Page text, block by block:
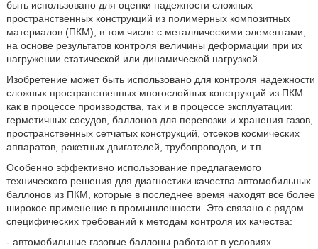
быть использовано для оценки надежности сложных
пространственных конструкций из полимерных композитных
материалов (ПКМ), в том числе с металлическими элементами,
на основе результатов контроля величины деформации при их
нагружении статической или динамической нагрузкой.
Изобретение может быть использовано для контроля надежности
сложных пространственных многослойных конструкций из ПКМ
как в процессе производства, так и в процессе эксплуатации:
герметичных сосудов, баллонов для перевозки и хранения газов,
пространственных сетчатых конструкций, отсеков космических
аппаратов, ракетных двигателей, трубопроводов, и т.п.
Особенно эффективно использование предлагаемого
технического решения для диагностики качества автомобильных
баллонов из ПКМ, которые в последнее время находят все более
широкое применение в промышленности. Это связано с рядом
специфических требований к методам контроля их качества:
- автомобильные газовые баллоны работают в условиях